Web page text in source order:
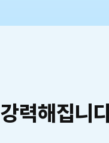
강력해집니